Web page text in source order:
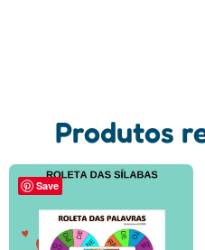
Produtos
Save